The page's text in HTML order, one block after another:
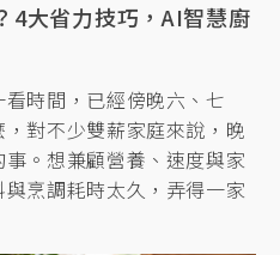
4大省力技巧，AI智慧廚
時間，已經傍晚六、七
對不少雙薪家庭來說，晚
。想兼顧營養、速度與家
烹調耗時太久，弄得一家